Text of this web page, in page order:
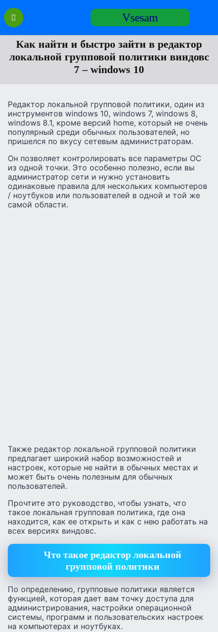
Перейти
содержанию
Vsesam
Как найти и быстро зайти в редактор
локальной групповой политики виндовс
7 – windows 10
Редактор локальной групповой политики, один из
инструментов windows 10, windows 7, windows 8,
windows 8.1, кроме версий home, который не очень
популярный среди обычных пользователей, но
пришелся по вкусу сетевым администраторам.
Он позволяет контролировать все параметры ОС
из одной точки. Это особенно полезно, если вы
администратор сети и нужно установить
одинаковые правила для нескольких компьютеров
/ ноутбуков или пользователей в одной и той же
самой области.
Также редактор локальной групповой политики
предлагает широкий набор возможностей и
настроек, которые не найти в обычных местах и
может быть очень полезным для обычных
пользователей.
Прочтите это руководство, чтобы узнать, что
такое локальная групповая политика, где она
находится, как ее открыть и как с нею работать на
всех версиях виндовс.
Что такое редактор локальной
групповой политики
По определению, групповые политики является
функцией, которая дает вам точку доступа для
администрирования, настройки операционной
системы, программ и пользовательских настроек
на компьютерах и ноутбуках.